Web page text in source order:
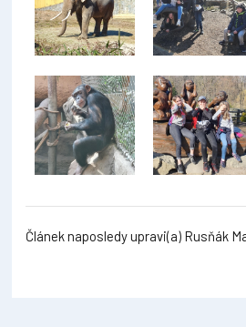
Článek naposledy upravi(a) Rusňák